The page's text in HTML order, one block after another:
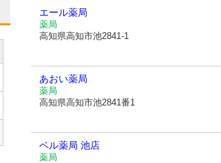
エール薬局
薬局
高知県高知市池2841-1
あおい薬局
薬局
高知県高知市池2841番1
ベル薬局 池店
薬局